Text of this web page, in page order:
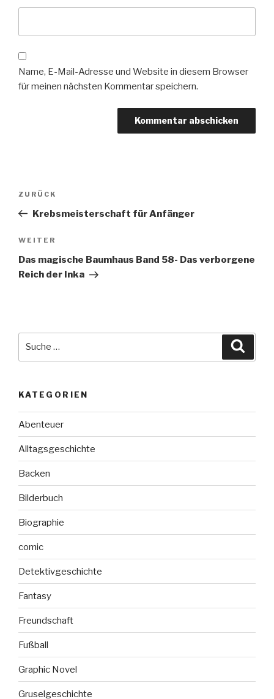
Name, E-Mail-Adresse und Website in diesem Browser
für meinen nächsten Kommentar speichern.
Beitragsnavigation
Vorheriger
Beitrag
ZURÜCK
Krebsmeisterschaft für Anfänger
Nächster
Beitrag
WEITER
Das magische Baumhaus Band 58- Das verborgene
Reich der Inka
KATEGORIEN
Abenteuer
Alltagsgeschichte
Backen
Bilderbuch
Biographie
comic
Detektivgeschichte
Fantasy
Freundschaft
Fußball
Graphic Novel
Gruselgeschichte